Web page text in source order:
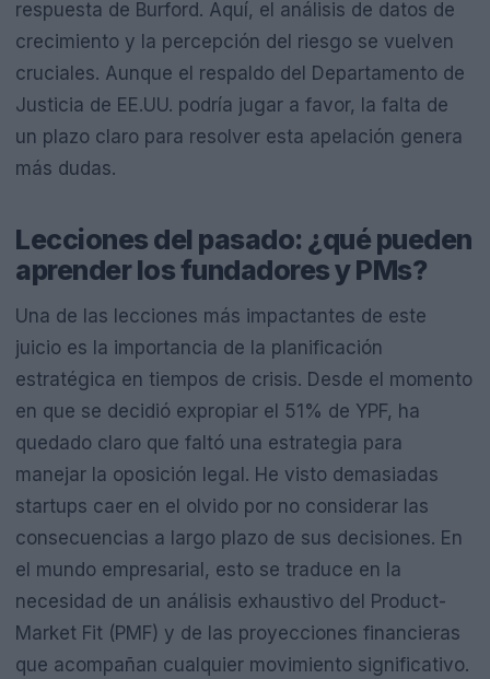
respuesta de Burford. Aquí, el análisis de datos de
crecimiento y la percepción del riesgo se vuelven
cruciales. Aunque el respaldo del Departamento de
Justicia de EE.UU. podría jugar a favor, la falta de
un plazo claro para resolver esta apelación genera
más dudas.
Lecciones del pasado: ¿qué pueden
aprender los fundadores y PMs?
Una de las lecciones más impactantes de este
juicio es la importancia de la planificación
estratégica en tiempos de crisis. Desde el momento
en que se decidió expropiar el 51% de YPF, ha
quedado claro que faltó una estrategia para
manejar la oposición legal. He visto demasiadas
startups caer en el olvido por no considerar las
consecuencias a largo plazo de sus decisiones. En
el mundo empresarial, esto se traduce en la
necesidad de un análisis exhaustivo del Product-
Market Fit (PMF) y de las proyecciones financieras
que acompañan cualquier movimiento significativo.